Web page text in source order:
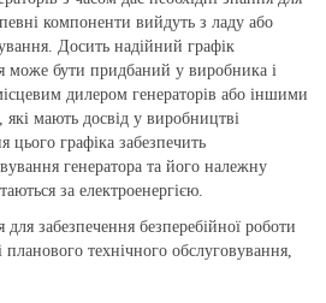
компоненти вийдуть з ладу або
Досить надійний графік
може бути придбаний у виробника і
дилером генераторів або іншими
мають досвід у виробництві
цього графіка забезпечить
генератора та його належну
за електроенергією.
забезпечення безперебійної роботи
технічного обслуговування,